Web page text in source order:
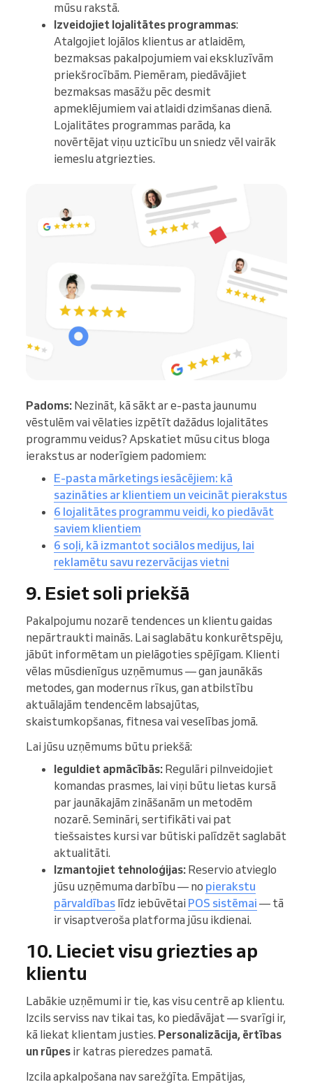
mūsu rakstā.
Izveidojiet lojalitātes programmas:
Atalgojiet lojālos klientus ar atlaidēm,
bezmaksas pakalpojumiem vai ekskluzīvām
priekšrocībām. Piemēram, piedāvājiet
bezmaksas masāžu pēc desmit
apmeklējumiem vai atlaidi dzimšanas dienā.
Lojalitātes programmas parāda, ka
novērtējat viņu uzticību un sniedz vēl vairāk
iemeslu atgriezties.
Padoms: Nezināt, kā sākt ar e-pasta jaunumu
vēstulēm vai vēlaties izpētīt dažādus lojalitātes
programmu veidus? Apskatiet mūsu citus bloga
ierakstus ar noderīgiem padomiem:
E-pasta mārketings iesācējiem: kā
sazināties ar klientiem un veicināt pierakstus
6 lojalitātes programmu veidi, ko piedāvāt
saviem klientiem
6 soļi, kā izmantot sociālos medijus, lai
reklamētu savu rezervācijas vietni
9. Esiet soli priekšā
Pakalpojumu nozarē tendences un klientu gaidas
nepārtraukti mainās. Lai saglabātu konkurētspēju,
jābūt informētam un pielāgoties spējīgam. Klienti
vēlas mūsdienīgus uzņēmumus — gan jaunākās
metodes, gan modernus rīkus, gan atbilstību
aktuālajām tendencēm labsajūtas,
skaistumkopšanas, fitnesa vai veselības jomā.
Lai jūsu uzņēmums būtu priekšā:
Ieguldiet apmācībās: Regulāri pilnveidojiet
komandas prasmes, lai viņi būtu lietas kursā
par jaunākajām zināšanām un metodēm
nozarē. Semināri, sertifikāti vai pat
tiešsaistes kursi var būtiski palīdzēt saglabāt
aktualitāti.
Izmantojiet tehnoloģijas: Reservio atvieglo
jūsu uzņēmuma darbību — no pierakstu
pārvaldības līdz iebūvētai POS sistēmai — tā
ir visaptveroša platforma jūsu ikdienai.
10. Lieciet visu griezties ap
klientu
Labākie uzņēmumi ir tie, kas visu centrē ap klientu.
Izcils serviss nav tikai tas, ko piedāvājat — svarīgi ir,
kā liekat klientam justies. Personalizācija, ērtības
un rūpes ir katras pieredzes pamatā.
Izcila apkalpošana nav sarežģīta. Empātijas,